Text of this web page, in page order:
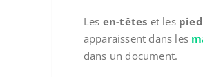
Les en-têtes et les
apparaissent dans les
dans un document.